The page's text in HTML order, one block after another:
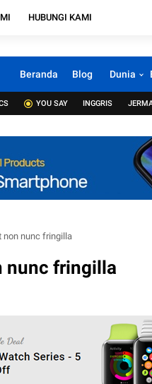
HUBUNGI KAMI
Beranda Blog Dunia
YOU SAY INGGRIS
non nunc fringilla
nunc fringilla